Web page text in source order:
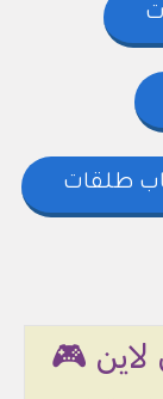
طلقات
🎮